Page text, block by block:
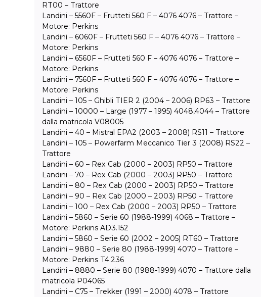
RT00 – Trattore
Landini – 5560F – Frutteti 560 F – 4076 4076 – Trattore –
Motore: Perkins
Landini – 6060F – Frutteti 560 F – 4076 4076 – Trattore –
Motore: Perkins
Landini – 6560F – Frutteti 560 F – 4076 4076 – Trattore –
Motore: Perkins
Landini – 7560F – Frutteti 560 F – 4076 4076 – Trattore –
Motore: Perkins
Landini – 105 – Ghibli TIER 2 (2004 – 2006) RP63 – Trattore
Landini – 10000 – Large (1977 – 1995) 4048,4044 – Trattore
dalla matricola V08005
Landini – 40 – Mistral EPA2 (2003 – 2008) RS11 – Trattore
Landini – 105 – Powerfarm Meccanico Tier 3 (2008) RS22 –
Trattore
Landini – 60 – Rex Cab (2000 – 2003) RP50 – Trattore
Landini – 70 – Rex Cab (2000 – 2003) RP50 – Trattore
Landini – 80 – Rex Cab (2000 – 2003) RP50 – Trattore
Landini – 90 – Rex Cab (2000 – 2003) RP50 – Trattore
Landini – 100 – Rex Cab (2000 – 2003) RP50 – Trattore
Landini – 5860 – Serie 60 (1988-1999) 4068 – Trattore –
Motore: Perkins AD3.152
Landini – 5860 – Serie 60 (2002 – 2005) RT60 – Trattore
Landini – 9880 – Serie 80 (1988-1999) 4070 – Trattore –
Motore: Perkins T4.236
Landini – 8880 – Serie 80 (1988-1999) 4070 – Trattore dalla
matricola P04065
Landini – C75 – Trekker (1991 – 2000) 4078 – Trattore